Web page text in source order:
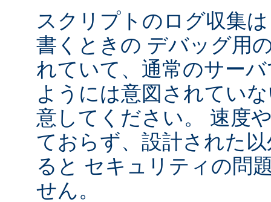
スクリプトのログ収集
書くときの デバッグ用
れていて、通常のサー
ようには意図されてい
意してください。 速度
ておらず、設計された
ると セキュリティの問
せん。